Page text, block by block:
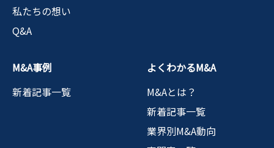
私たちの想い
Q&A
M&A事例
新着記事一覧
よくわかるM&A
M&Aとは？
新着記事一覧
業界別M&A動向